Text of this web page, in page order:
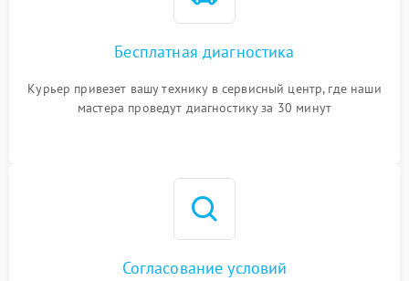
Бесплатная диагностика
Курьер привезет вашу технику в сервисный центр, где наши
мастера проведут диагностику за 30 минут
Согласование условий